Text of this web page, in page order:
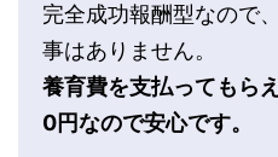
完全成功報酬型なので
事はありません。
養育費を支払ってもら
0円なので安心です。